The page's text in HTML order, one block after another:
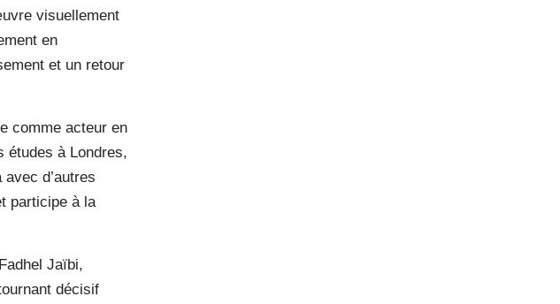
visuellement
en
et un retour
comme acteur en
études à Londres,
d’autres
participe à la
Jaïbi,
décisif